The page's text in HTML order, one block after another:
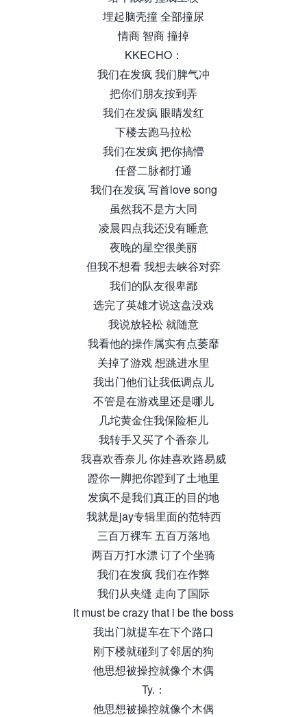
埋起脑壳撞 全部撞尿
情商 智商 撞掉
KKECHO：
我们在发疯 我们脾气冲
把你们朋友按到弄
我们在发疯 眼睛发红
下楼去跑马拉松
我们在发疯 把你搞懵
任督二脉都打通
我们在发疯 写首love song
虽然我不是方大同
凌晨四点我还没有睡意
夜晚的星空很美丽
但我不想看 我想去峡谷对弈
我们的队友很卑鄙
选完了英雄才说这盘没戏
我说放轻松 就随意
我看他的操作属实有点萎靡
关掉了游戏 想跳进水里
我出门他们让我低调点儿
不管是在游戏里还是哪儿
几坨黄金住我保险柜儿
我转手又买了个香奈儿
我喜欢香奈儿 你娃喜欢路易威
蹬你一脚把你蹬到了土地里
发疯不是我们真正的目的地
我就是jay专辑里面的范特西
三百万裸车 五百万落地
两百万打水漂 订了个坐骑
我们在发疯 我们在作弊
我们从夹缝 走向了国际
it must be crazy that i be the boss
我出门就提车在下个路口
刚下楼就碰到了邻居的狗
他思想被操控就像个木偶
Ty.：
他思想被操控就像个木偶